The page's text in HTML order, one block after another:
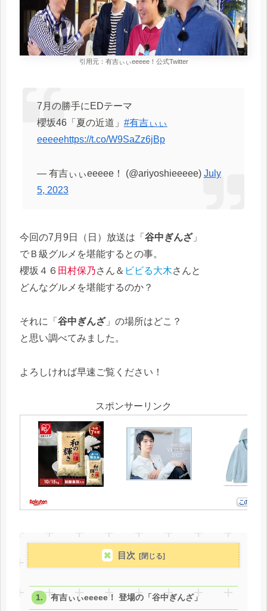
引用元：有吉ぃぃeeeee！公式Twitter
7月の勝手にEDテーマ
櫻坂46「夏の近道」 #有吉ぃぃ
eeeeehttps://t.co/W9SaZz6jBp
— 有吉ぃぃeeeee！ (@ariyoshieeeee) July
5, 2023
今回の7月9日（日）放送は「 谷中ぎんざ」
でＢ級グルメを堪能するとの事。
櫻坂４６ 田村保乃さん＆ ビビる大木さんと
どんなグルメを堪能するのか？
それに「 谷中ぎんざ」の場所はどこ？
と思い調べてみました。
よろしければ早速ご覧ください！
スポンサーリンク
目次
有吉ぃぃeeeee！ 登場の「谷中ぎんざ」